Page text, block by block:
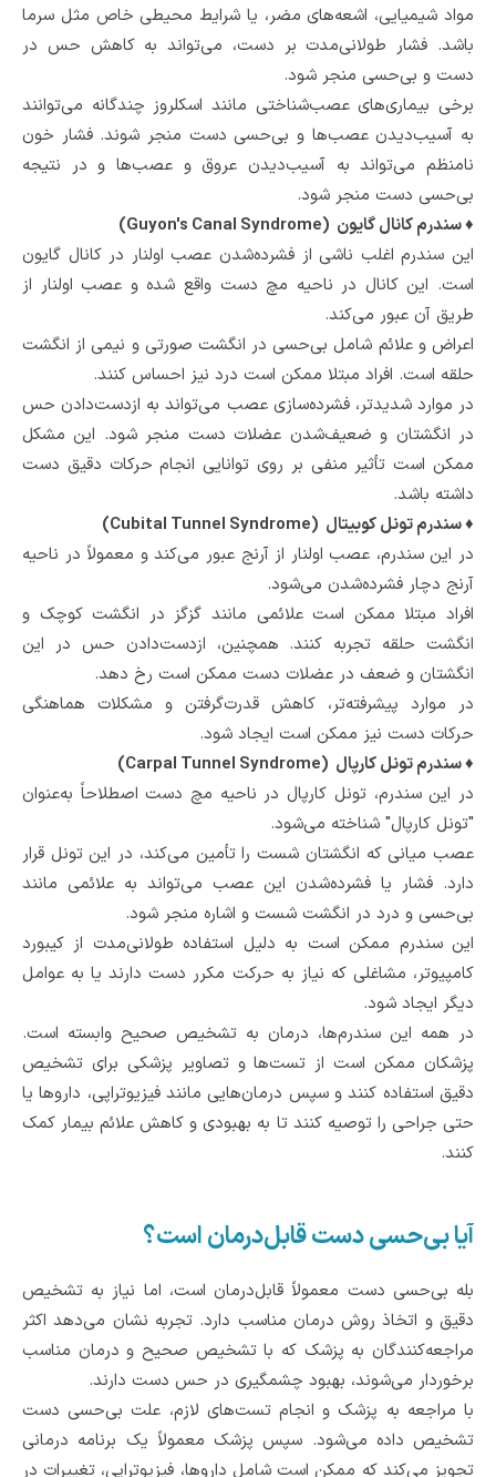
مواد شیمیایی، اشعه‌های مضر، یا شرایط محیطی خاص مثل سرما
باشد. فشار طولانی‌مدت بر دست، می‌تواند به کاهش حس در
دست و بی‌حسی منجر شود.
برخی بیماری‌های عصب‌شناختی مانند اسکلروز چندگانه می‌توانند
به آسیب‌دیدن عصب‌ها و بی‌حسی دست منجر شوند. فشار خون
نامنظم می‌تواند به آسیب‌دیدن عروق و عصب‌ها و در نتیجه
بی‌حسی دست منجر شود.
♦ سندرم کانال گایون (Guyon's Canal Syndrome)
این سندرم اغلب ناشی از فشرده‌شدن عصب اولنار در کانال گایون
است. این کانال در ناحیه مچ دست واقع شده و عصب اولنار از
طریق آن عبور می‌کند.
اعراض و علائم شامل بی‌حسی در انگشت صورتی و نیمی از انگشت
حلقه است. افراد مبتلا ممکن است درد نیز احساس کنند.
در موارد شدیدتر، فشرده‌سازی عصب می‌تواند به ازدست‌دادن حس
در انگشتان و ضعیف‌شدن عضلات دست منجر شود. این مشکل
ممکن است تأثیر منفی بر روی توانایی انجام حرکات دقیق دست
داشته باشد.
♦ سندرم تونل کوبیتال (Cubital Tunnel Syndrome)
در این سندرم، عصب اولنار از آرنج عبور می‌کند و معمولاً در ناحیه
آرنج دچار فشرده‌شدن می‌شود.
افراد مبتلا ممکن است علائمی مانند گزگز در انگشت کوچک و
انگشت حلقه تجربه کنند. همچنین، ازدست‌دادن حس در این
انگشتان و ضعف در عضلات دست ممکن است رخ دهد.
در موارد پیشرفته‌تر، کاهش قدرت‌گرفتن و مشکلات هماهنگی
حرکات دست نیز ممکن است ایجاد شود.
♦ سندرم تونل کارپال (Carpal Tunnel Syndrome)
در این سندرم، تونل کارپال در ناحیه مچ دست اصطلاحاً به‌عنوان
"تونل کارپال" شناخته می‌شود.
عصب میانی که انگشتان شست را تأمین می‌کند، در این تونل قرار
دارد. فشار یا فشرده‌شدن این عصب می‌تواند به علائمی مانند
بی‌حسی و درد در انگشت شست و اشاره منجر شود.
این سندرم ممکن است به دلیل استفاده طولانی‌مدت از کیبورد
کامپیوتر، مشاغلی که نیاز به حرکت مکرر دست دارند یا به عوامل
دیگر ایجاد شود.
در همه این سندرم‌ها، درمان به تشخیص صحیح وابسته است.
پزشکان ممکن است از تست‌ها و تصاویر پزشکی برای تشخیص
دقیق استفاده کنند و سپس درمان‌هایی مانند فیزیوتراپی، داروها یا
حتی جراحی را توصیه کنند تا به بهبودی و کاهش علائم بیمار کمک
کنند.
آیا بی‌حسی دست قابل‌درمان است؟
بله بی‌حسی دست معمولاً قابل‌درمان است، اما نیاز به تشخیص
دقیق و اتخاذ روش درمان مناسب دارد. تجربه نشان می‌دهد اکثر
مراجعه‌کنندگان به پزشک که با تشخیص صحیح و درمان مناسب
برخوردار می‌شوند، بهبود چشمگیری در حس دست دارند.
با مراجعه به پزشک و انجام تست‌های لازم، علت بی‌حسی دست
تشخیص داده می‌شود. سپس پزشک معمولاً یک برنامه درمانی
تجویز می‌کند که ممکن است شامل داروها، فیزیوتراپی، تغییرات در